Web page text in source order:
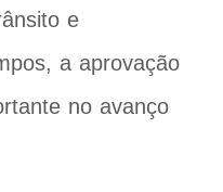
e
a aprovação
no avanço